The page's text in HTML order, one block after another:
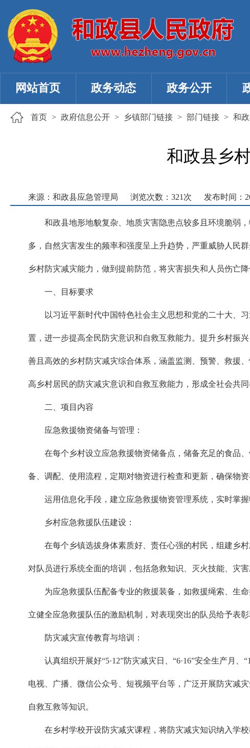
网站首页 政务动态 政务公开
首页 > 政府信息公开 > 乡镇部门链接 > 部门链接 > 和
和政县乡
来源：和政县应急管理局 浏览次数： 321 次 发布时间：
和政县地形地貌复杂、地质灾害隐患点较多且环境脆弱
多，自然灾害发生的频率和强度呈上升趋势，严重威胁人民
乡村防灾减灾能力，做到提前防范，将灾害损失和人员伤亡
一、目标要求
以习近平新时代中国特色社会主义思想和党的二十大、
置，进一步提高全民防灾意识和自救互救能力。提升乡村振
善且高效的乡村防灾减灾综合体系，涵盖监测、预警、救援
高乡村居民的防灾减灾意识和自救互救能力，形成全社会共
二、项目内容
应急救援物资储备与管理：
在每个乡村设立应急救援物资储备点，储备充足的食品
备、调配、使用流程，定期对物资进行检查和更新，确保物资
运用信息化手段，建立应急救援物资管理系统，实时掌
乡村应急救援队伍建设：
在每个乡镇选拔身体素质好、责任心强的村民，组建乡
对队员进行系统全面的培训，包括急救知识、灭火技能、灾
为应急救援队伍配备专业的救援装备，如救援绳索、生
立健全应急救援队伍的激励机制，对表现突出的队员给予表
防灾减灾宣传教育与培训：
认真组织开展好“5·12”防灾减灾日、“6·16”安全生产月
电视、广播、微信公众号、短视频平台等，广泛开展防灾减
自救互救等知识。
在乡村学校开设防灾减灾课程，将防灾减灾知识纳入学